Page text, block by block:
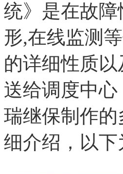
统》是在故
形,在线监测
的详细性质
送给调度中
瑞继保制作
细介绍，以